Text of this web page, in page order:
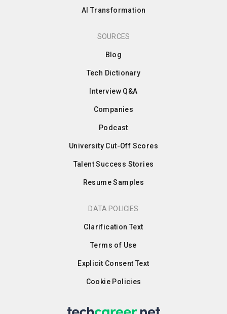
AI Transformation
SOURCES
Blog
Tech Dictionary
Interview Q&A
Companies
Podcast
University Cut-Off Scores
Talent Success Stories
Resume Samples
DATA POLICIES
Clarification Text
Terms of Use
Explicit Consent Text
Cookie Policies